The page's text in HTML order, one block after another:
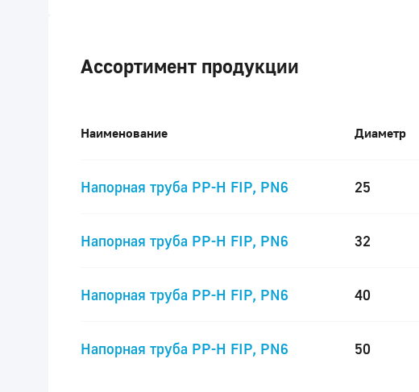
Ассортимент продукции
Наименование Диаметр
Напорная труба PP-H FIP, PN6 25
Напорная труба PP-H FIP, PN6 32
Напорная труба PP-H FIP, PN6 40
Напорная труба PP-H FIP, PN6 50